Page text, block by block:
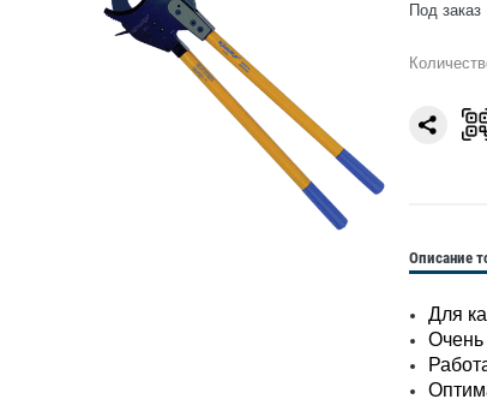
Под заказ
Описание
Для
Очень